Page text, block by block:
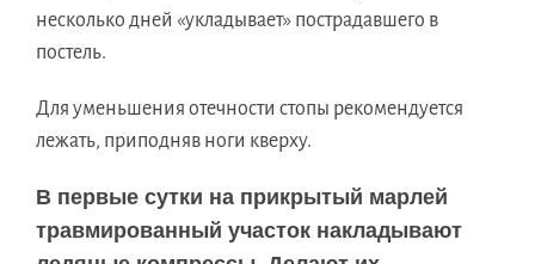
несколько дней «укладывает» пострадавшего в
постель.
Для уменьшения отечности стопы рекомендуется
лежать, приподняв ноги кверху.
В первые сутки на прикрытый марлей
травмированный участок накладывают